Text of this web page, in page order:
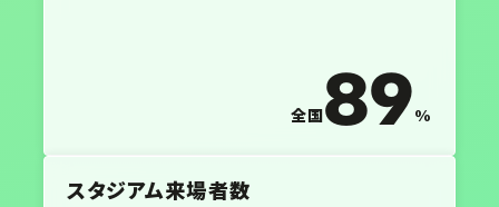
全国89%
スタジアム来場者数